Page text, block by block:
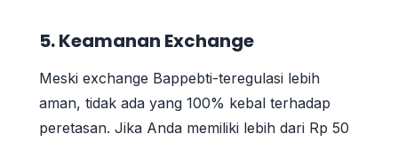
5. Keamanan Exchange
Meski exchange Bappebti-teregulasi lebih
aman, tidak ada yang 100% kebal terhadap
peretasan. Jika Anda memiliki lebih dari Rp 50